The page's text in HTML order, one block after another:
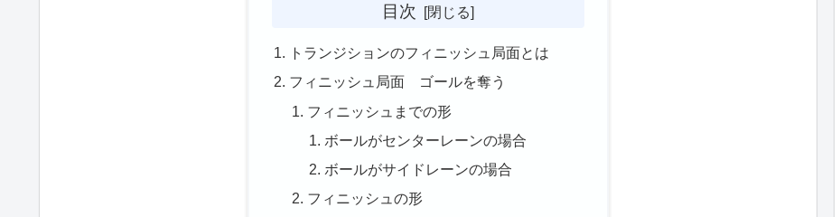
目次
トランジションのフィニッシュ局面とは
フィニッシュ局面 ゴールを奪う
フィニッシュまでの形
ボールがセンターレーンの場合
ボールがサイドレーンの場合
フィニッシュの形